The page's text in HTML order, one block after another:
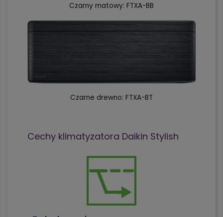
Czarny matowy: FTXA-BB
Czarne drewno: FTXA-BT
Cechy klimatyzatora Daikin Stylish